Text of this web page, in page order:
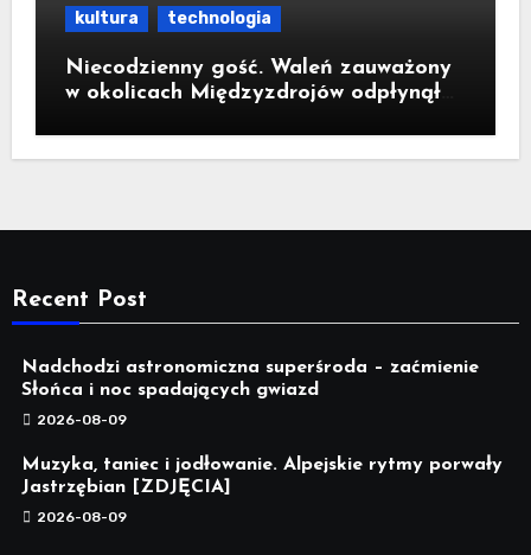
kultura technologia
Niecodzienny gość. Waleń zauważony
w okolicach Międzyzdrojów odpłynął
Recent Post
Nadchodzi astronomiczna superśroda – zaćmienie
Słońca i noc spadających gwiazd
2026-08-09
Muzyka, taniec i jodłowanie. Alpejskie rytmy porwały
Jastrzębian [ZDJĘCIA]
2026-08-09